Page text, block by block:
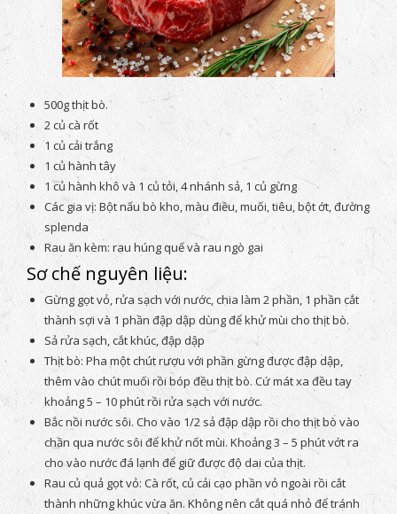
500g thịt bò.
2 củ cà rốt
1 củ cải trắng
1 củ hành tây
1 củ hành khô và 1 củ tỏi, 4 nhánh sả, 1 củ gừng
Các gia vị: Bột nấu bò kho, màu điều, muối, tiêu, bột ớt, đường
splenda
Rau ăn kèm: rau húng quế và rau ngò gai
Sơ chế nguyên liệu:
Gừng gọt vỏ, rửa sạch với nước, chia làm 2 phần, 1 phần cắt
thành sợi và 1 phần đập dập dùng để khử mùi cho thịt bò.
Sả rửa sạch, cắt khúc, đập dập
Thịt bò: Pha một chút rượu với phần gừng được đập dập,
thêm vào chút muối rồi bóp đều thịt bò. Cứ mát xa đều tay
khoảng 5 – 10 phút rồi rửa sạch với nước.
Bắc nồi nước sôi. Cho vào 1/2 sả đập dập rồi cho thịt bò vào
chần qua nước sôi để khử nốt mùi. Khoảng 3 – 5 phút vớt ra
cho vào nước đá lạnh để giữ được độ dai của thịt.
Rau củ quả gọt vỏ: Cà rốt, củ cải cạo phần vỏ ngoài rồi cắt
thành những khúc vừa ăn. Không nên cắt quá nhỏ để tránh